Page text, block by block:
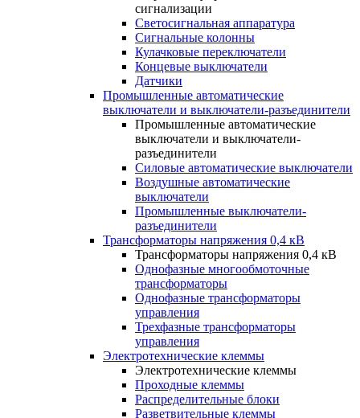
сигнализации
Светосигнальная аппаратура
Сигнальные колонны
Кулачковые переключатели
Концевые выключатели
Датчики
Промышленные автоматические
выключатели и выключатели-разъединители
Промышленные автоматические
выключатели и выключатели-
разъединители
Силовые автоматические выключатели
Воздушные автоматические
выключатели
Промышленные выключатели-
разъединители
Трансформаторы напряжения 0,4 кВ
Трансформаторы напряжения 0,4 кВ
Однофазные многообмоточные
трансформаторы
Однофазные трансформаторы
управления
Трехфазные трансформаторы
управления
Электротехнические клеммы
Электротехнические клеммы
Проходные клеммы
Распределительные блоки
Разветвительные клеммы